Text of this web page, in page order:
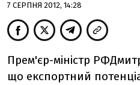
7 СЕРПНЯ 2012, 14:28
Прем'єр-міністр
що експортний